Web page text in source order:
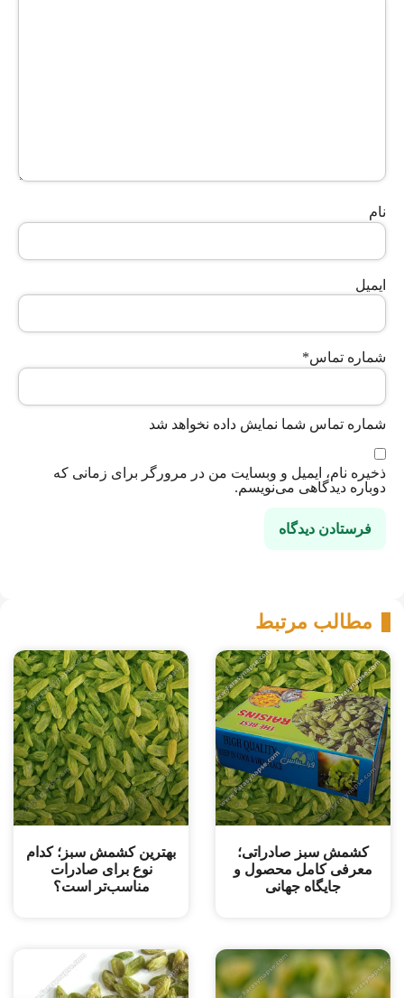
نام
ایمیل
شماره تماس*
شماره تماس شما نمایش داده نخواهد شد
ذخیره نام، ایمیل و وبسایت من در مرورگر برای زمانی که
دوباره دیدگاهی می‌نویسم.
مطالب مرتبط
کشمش سبز صادراتی؛
معرفی کامل محصول و
جایگاه جهانی
بهترین کشمش سبز؛ کدام
نوع برای صادرات
مناسب‌تر است؟